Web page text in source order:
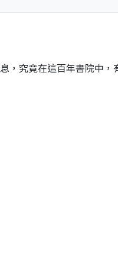
，究竟在這百年書院中